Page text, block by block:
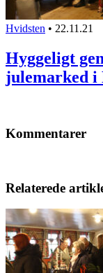
Hvidsten • 22.11.21
Hyggeligt
julemarked
Kommentarer
Relaterede